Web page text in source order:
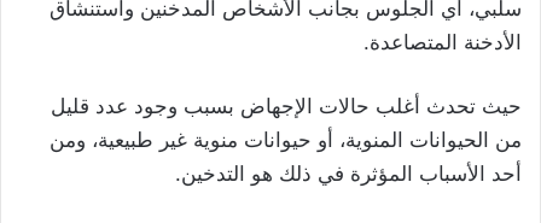
سلبي، أي الجلوس بجانب الأشخاص المدخنين واستنشاق
الأدخنة المتصاعدة.
حيث تحدث أغلب حالات الإجهاض بسبب وجود عدد قليل
من الحيوانات المنوية، أو حيوانات منوية غير طبيعية، ومن
أحد الأسباب المؤثرة في ذلك هو التدخين.